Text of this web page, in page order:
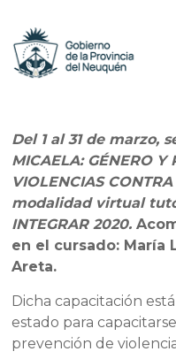
contenido
y
Formación
Neuquén
Del 1 al 31 de marzo,
MICAELA: GÉNERO Y
VIOLENCIAS
modalidad virtual
INTEGRAR 2020.
en el cursado: María
Areta.
Dicha capacitación
estado para
prevención de